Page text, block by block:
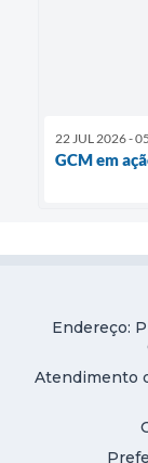
22 JUL 2026 -
GCM em
Endereço:
Atendimento